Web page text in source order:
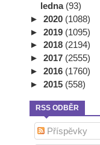
ledna (93)
► 2020 (1088)
► 2019 (1095)
► 2018 (2194)
► 2017 (2555)
► 2016 (1760)
► 2015 (558)
RSS ODBĚR
Příspěvky